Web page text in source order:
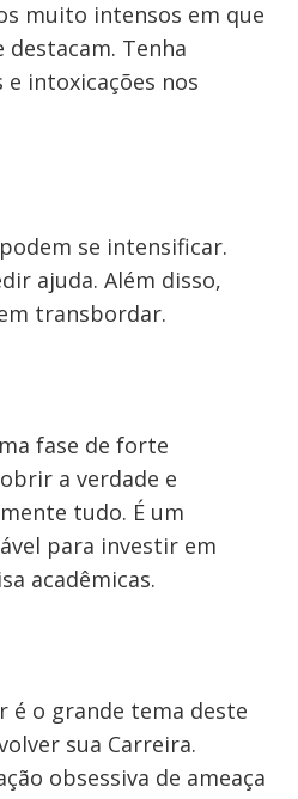
muito intensos em que
destacam. Tenha
intoxicações nos
se intensificar.
ajuda. Além disso,
transbordar.
fase de forte
a verdade e
tudo. É um
para investir em
acadêmicas.
é o grande tema deste
sua Carreira.
obsessiva de ameaça